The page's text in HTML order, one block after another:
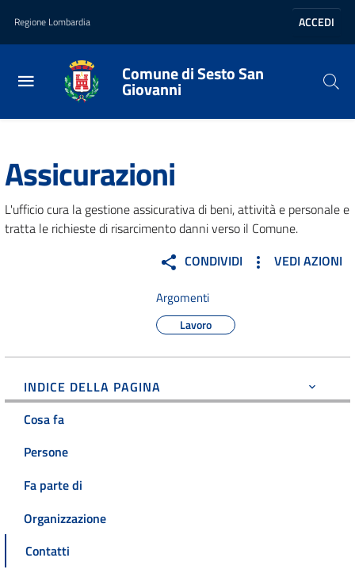
Vai al contenuto principale
Vai al footer
Regione Lombardia ACCEDI
Comune di Sesto San
Giovanni
Amministrazione
Assicurazioni
L'ufficio cura la gestione assicurativa di beni, attività e personale e
tratta le richieste di risarcimento danni verso il Comune.
CONDIVIDI
VEDI AZIONI
Argomenti
Lavoro
INDICE DELLA PAGINA
Cosa fa
Persone
Fa parte di
Organizzazione
Contatti